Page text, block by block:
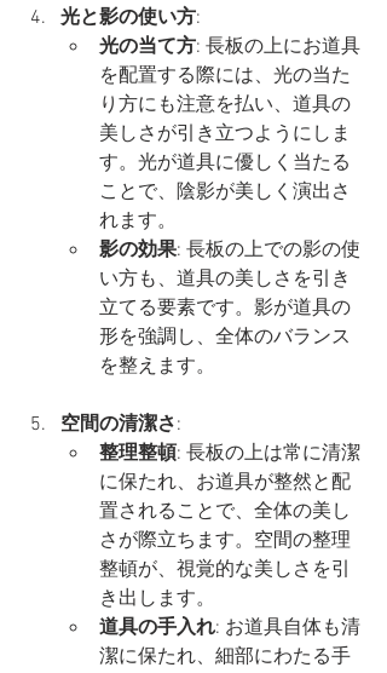
光と影の使い方:
光の当て方: 長板の上にお道具
を配置する際には、光の当た
り方にも注意を払い、道具の
美しさが引き立つようにしま
す。光が道具に優しく当たる
ことで、陰影が美しく演出さ
れます。
影の効果: 長板の上での影の使
い方も、道具の美しさを引き
立てる要素です。影が道具の
形を強調し、全体のバランス
を整えます。
空間の清潔さ:
整理整頓: 長板の上は常に清潔
に保たれ、お道具が整然と配
置されることで、全体の美し
さが際立ちます。空間の整理
整頓が、視覚的な美しさを引
き出します。
道具の手入れ: お道具自体も清
潔に保たれ、細部にわたる手